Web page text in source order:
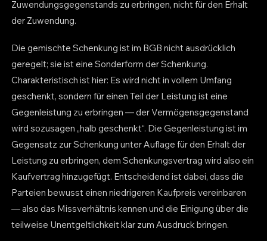
Zuwendungsgegenstands zu erbringen, nicht für den Erhalt
der Zuwendung.
Die gemischte Schenkung ist im BGB nicht ausdrücklich
geregelt; sie ist eine Sonderform der Schenkung.
Charakteristisch ist hier: Es wird nicht in vollem Umfang
geschenkt, sondern für einen Teil der Leistung ist eine
Gegenleistung zu erbringen — der Vermögensgegenstand
wird sozusagen „halb geschenkt“. Die Gegenleistung ist im
Gegensatz zur Schenkung unter Auflage für den Erhalt der
Leistung zu erbringen, dem Schenkungsvertrag wird also ein
Kaufvertrag hinzugefügt. Entscheidend ist dabei, dass die
Parteien bewusst einen niedrigeren Kaufpreis vereinbaren
— also das Missverhältnis kennen und die Einigung über die
teilweise Unentgeltlichkeit klar zum Ausdruck bringen.